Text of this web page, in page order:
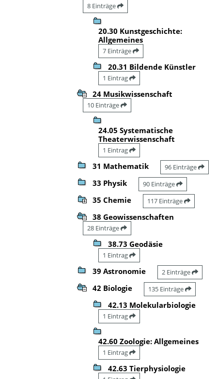
8 Einträge
20.30 Kunstgeschichte:
Allgemeines
7 Einträge
20.31 Bildende Künstler
1 Eintrag
24 Musikwissenschaft
10 Einträge
24.05 Systematische
Theaterwissenschaft
1 Eintrag
31 Mathematik 96 Einträge
33 Physik 90 Einträge
35 Chemie 117 Einträge
38 Geowissenschaften
28 Einträge
38.73 Geodäsie
1 Eintrag
39 Astronomie 2 Einträge
42 Biologie 135 Einträge
42.13 Molekularbiologie
1 Eintrag
42.60 Zoologie: Allgemeines
1 Eintrag
42.63 Tierphysiologie